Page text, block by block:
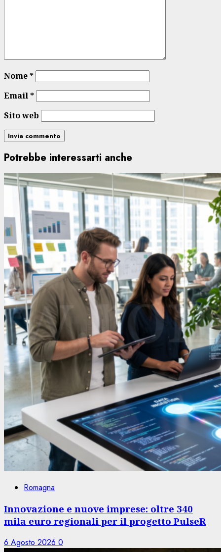
Nome*
Email*
Sito web
Potrebbe interessarti anche
Romagna
Innovazione e nuove imprese: oltre 340
mila euro regionali per il progetto PulseR
6 Agosto 2026 0